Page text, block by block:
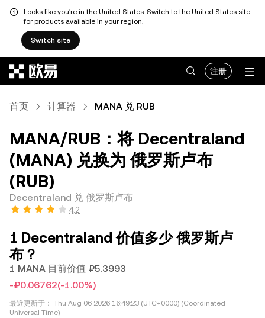
Looks like you're in the United States. Switch to the United States site
for products available in your region.
Switch site
注册
首页 计算器 MANA 兑 RUB
MANA/RUB：将 Decentraland
(MANA) 兑换为 俄罗斯卢布
(RUB)
Decentraland 兑 俄罗斯卢布
4.2
1 Decentraland 价值多少 俄罗斯卢
布？
1 MANA 目前价值 ₽5.3993
-₽0.06762(-1.00%)
最近更新于： Thu Aug 06 2026 16:49:23 (UTC+0000) (Coordinated
Universal Time)